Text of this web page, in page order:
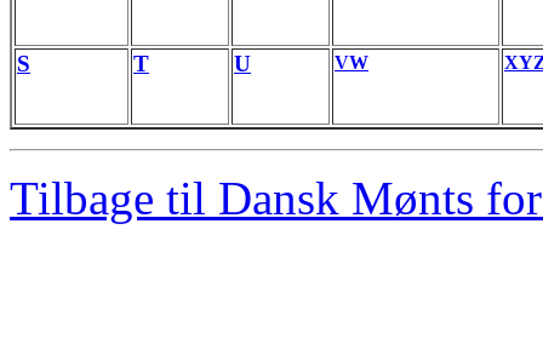
S T U VW
Tilbage til Dansk Mønts